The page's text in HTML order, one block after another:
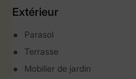
Extérieur
Parasol
Terrasse
Mobilier de jardin